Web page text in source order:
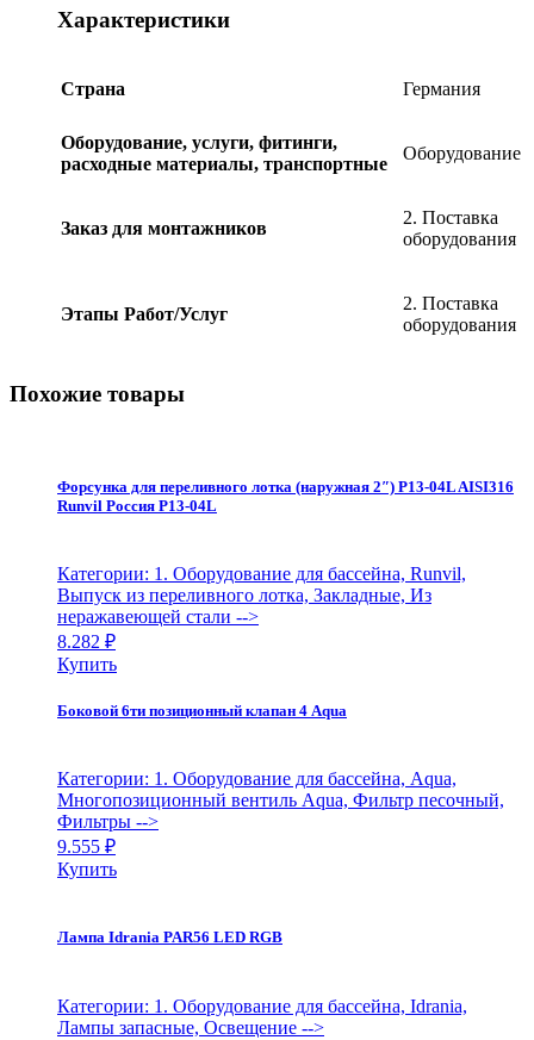
Германия,
quantity
Характеристики
Страна Германия
Оборудование, услуги, фитинги,
расходные материалы, транспортные
Оборудование
Заказ для монтажников
2. Поставка
оборудования
Этапы Работ/Услуг
2. Поставка
оборудования
Похожие товары
Форсунка для переливного лотка (наружная 2″) Р13-04L AISI316
Runvil Россия Р13-04L
Категории: 1. Оборудование для бассейна, Runvil,
Выпуск из переливного лотка, Закладные, Из
неражавеющей стали -->
8.282 ₽
Купить
Боковой 6ти позиционный клапан 4 Aqua
Категории: 1. Оборудование для бассейна, Aqua,
Многопозиционный вентиль Aqua, Фильтр песочный,
Фильтры -->
9.555 ₽
Купить
Лампа Idrania PAR56 LED RGB
Категории: 1. Оборудование для бассейна, Idrania,
Лампы запасные, Освещение -->